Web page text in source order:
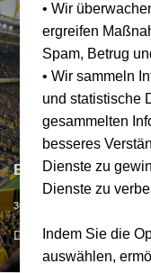
Borussia
30.01.2027
DTM, DE
• Wir
ergreifen
Spam, Betrug
• Wir sammeln
und statistische
gesammelten
besseres
Dienste zu
Dienste zu
Indem Sie die
auswählen,